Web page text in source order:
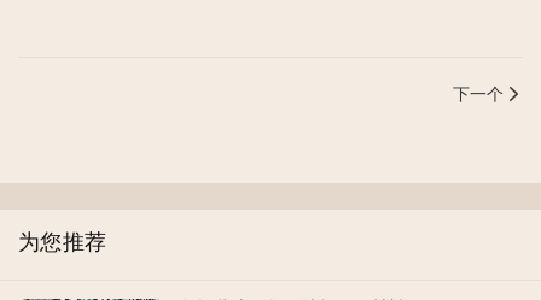
下一个
为您推荐